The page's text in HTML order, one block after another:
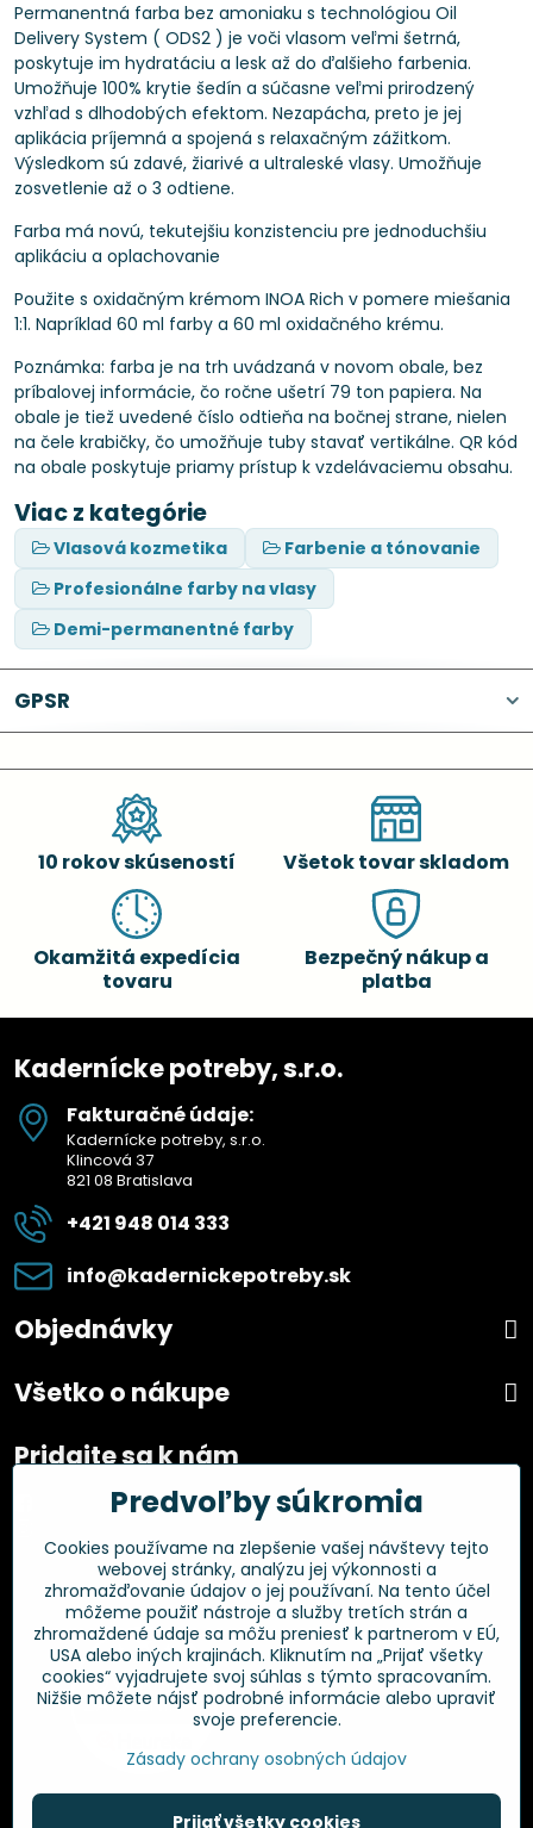
Permanentná farba bez amoniaku s technológiou Oil
Delivery System ( ODS2 ) je voči vlasom veľmi šetrná,
poskytuje im hydratáciu a lesk až do ďalšieho farbenia.
Umožňuje 100% krytie šedín a súčasne veľmi prirodzený
vzhľad s dlhodobých efektom. Nezapácha, preto je jej
aplikácia príjemná a spojená s relaxačným zážitkom.
Výsledkom sú zdavé, žiarivé a ultraleské vlasy. Umožňuje
zosvetlenie až o 3 odtiene.
Farba má novú, tekutejšiu konzistenciu pre jednoduchšiu
aplikáciu a oplachovanie
Použite s oxidačným krémom INOA Rich v pomere miešania
1:1. Napríklad 60 ml farby a 60 ml oxidačného krému.
Poznámka: farba je na trh uvádzaná v novom obale, bez
príbalovej informácie, čo ročne ušetrí 79 ton papiera. Na
obale je tiež uvedené číslo odtieňa na bočnej strane, nielen
na čele krabičky, čo umožňuje tuby stavať vertikálne. QR kód
na obale poskytuje priamy prístup k vzdelávaciemu obsahu.
Viac z kategórie
Vlasová kozmetika
Farbenie a tónovanie
Profesionálne farby na vlasy
Demi-permanentné farby
GPSR
10 rokov skúseností Všetok tovar skladom
Okamžitá expedícia
tovaru
Bezpečný nákup a
platba
Kadernícke potreby, s.r.o.
Fakturačné údaje:
Kadernícke potreby, s.r.o.
Klincová 37
821 08 Bratislava
+421 948 014 333
info​@kadernickepotreby​.sk
Objednávky
Všetko o nákupe
Pridajte sa k nám
Facebook
Overené zákazníkmi
Predvoľby súkromia
Cookies používame na zlepšenie vašej návštevy tejto
webovej stránky, analýzu jej výkonnosti a
zhromažďovanie údajov o jej používaní. Na tento účel
môžeme použiť nástroje a služby tretích strán a
zhromaždené údaje sa môžu preniesť k partnerom v EÚ,
USA alebo iných krajinách. Kliknutím na „Prijať všetky
cookies“ vyjadrujete svoj súhlas s týmto spracovaním.
Nižšie môžete nájsť podrobné informácie alebo upraviť
svoje preferencie.
Zásady ochrany osobných údajov
Prijať všetky cookies